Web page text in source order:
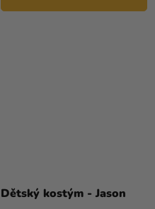
Dětský kostým - Jason